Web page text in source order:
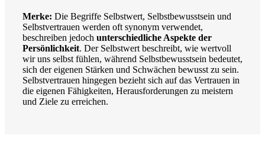
Merke: Die Begriffe Selbstwert, Selbstbewusstsein und
Selbstvertrauen werden oft synonym verwendet,
beschreiben jedoch unterschiedliche Aspekte der
Persönlichkeit. Der Selbstwert beschreibt, wie wertvoll
wir uns selbst fühlen, während Selbstbewusstsein bedeutet,
sich der eigenen Stärken und Schwächen bewusst zu sein.
Selbstvertrauen hingegen bezieht sich auf das Vertrauen in
die eigenen Fähigkeiten, Herausforderungen zu meistern
und Ziele zu erreichen.